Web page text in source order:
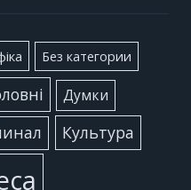
Без категории
Думки
Культура